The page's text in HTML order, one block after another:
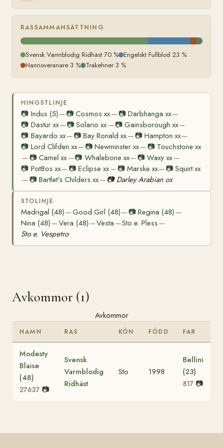
RASSAMMANSÄTTNING
Svensk Varmblodig Ridhäst 70 % Engelskt Fullblod 23 %
Hannoveranare 3 % Trakehner 3 %
HINGSTLINJE
📷 Indus (5)— 📷Cosmos xx— 📷 Darbhanga xx—
📷 Dastur xx— 📷Solario xx— 📷 Gainsborough xx—
📷 Bayardo xx— 📷Bay Ronald xx— 📷 Hampton xx—
📷 Lord Clifden xx— 📷Newminster xx— 📷 Touchstone xx
— 📷Camel xx—📷 Whalebone xx— 📷Waxy xx—
📷 Pot8os xx— 📷Eclipse xx— 📷 Marske xx— 📷 Squirt xx
— 📷Bartlet's Childers xx—📷 Darley Arabian ox
STOLINJE
Madrigal (48) —Good Girl (48)— 📷Regina (48) —
Nina (48) —Vera (48)—Vesta —Sto e. Pless —
Sto e. Vespetro
Avkommor (1)
Avkommor
NAMN RAS KÖN FÖDD FAR
Modesty
Blaise
(48)
27637 📷
Svensk
Varmblodig
Ridhäst
Sto 1998
Bellini
(23)
817 📷